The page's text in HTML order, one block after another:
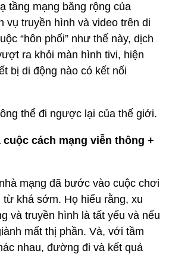
tầng mạng băng rộng của
vụ truyền hình và video trên di
“hôn phối” như thế này, dịch
ra khỏi màn hình tivi, hiện
bị di động nào có kết nối
thể đi ngược lại của thế giới.
cuộc cách mạng viễn thông +
mạng đã bước vào cuộc chơi
khá sớm. Họ hiểu rằng, xu
và truyền hình là tất yếu và nếu
mất thị phần. Và, với tầm
nhau, đường đi và kết quả